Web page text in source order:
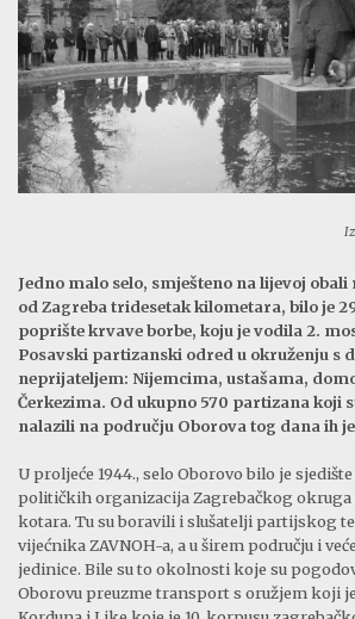
Jedno malo selo, smješteno na lijevoj obali
od Zagreba tridesetak kilometara, bilo je
poprište krvave borbe, koju je vodila 2.
Posavski partizanski odred u okruženju s
neprijateljem: Nijemcima, ustašama,
Čerkezima. Od ukupno 570 partizana koji
nalazili na području Oborova tog dana ih
U proljeće 1944., selo Oborovo bilo je
političkih organizacija Zagrebačkog okruga
kotara. Tu su boravili i slušatelji partijskog
vijećnika ZAVNOH-a, a u širem području i
jedinice. Bile su to okolnosti koje su
Oborovu preuzme transport s oružjem koji